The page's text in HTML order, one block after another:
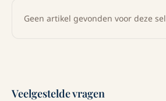
Geen artikel gevonden voor deze
Veelgestelde vragen